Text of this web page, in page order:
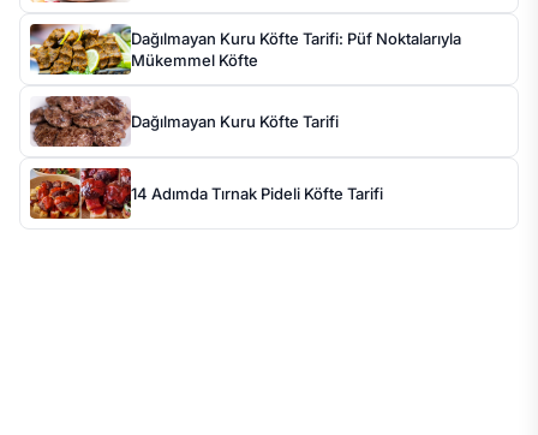
Dağılmayan Kuru Köfte Tarifi: Püf Noktalarıyla
Mükemmel Köfte
Dağılmayan Kuru Köfte Tarifi
14 Adımda Tırnak Pideli Köfte Tarifi